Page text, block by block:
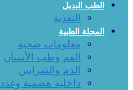
الطب البديل
التغذية
المجلة الطبية
معلومات صحية
الفم وطب الأسنان
الدم والشرايين
داخلية هضمية وغدد